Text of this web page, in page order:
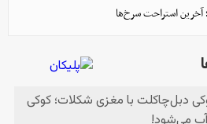
آخرین استراحت سرخ‌ها